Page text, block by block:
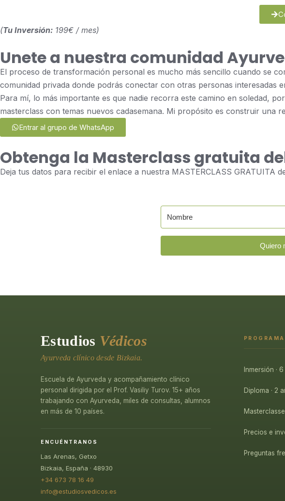
(Tu Inversión: 199€ / mes)
Unete a nuestra comunidad
El proceso de transformación personal es mucho más sencillo cuando se
comunidad privada donde podrás conectar con otras personas interesadas
Para mí, lo más importante es que nadie recorra este camino en soledad,
masterclass con temas nuevos cadasemana. Mi propósito es construir
Entrar al grupo de WhatsApp
Obtenga la Masterclass gratuita
Deja tus datos para recibir el enlace a nuestra MASTERCLASS GRATUITA
Quiero
Estudios Védicos
Ayurveda clínico desde Bizkaia.
Escuela de Ayurveda y acompañamiento clínico
personal dirigida por el Prof. Vasiliy Turov. 15+ años
trabajando con Ayurveda, miles de consultas, alumnos
en más de 10 países.
ENCUÉNTRANOS
Las Arenas, Getxo
Bizkaia, España · 48930
+34 673 78 16 49
info@estudiosvedicos.es
Inmersión ·
Diploma · 2
Precios e
Preguntas